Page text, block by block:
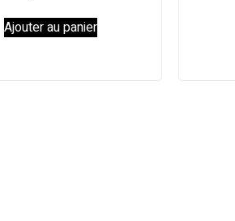
Ajouter au panier